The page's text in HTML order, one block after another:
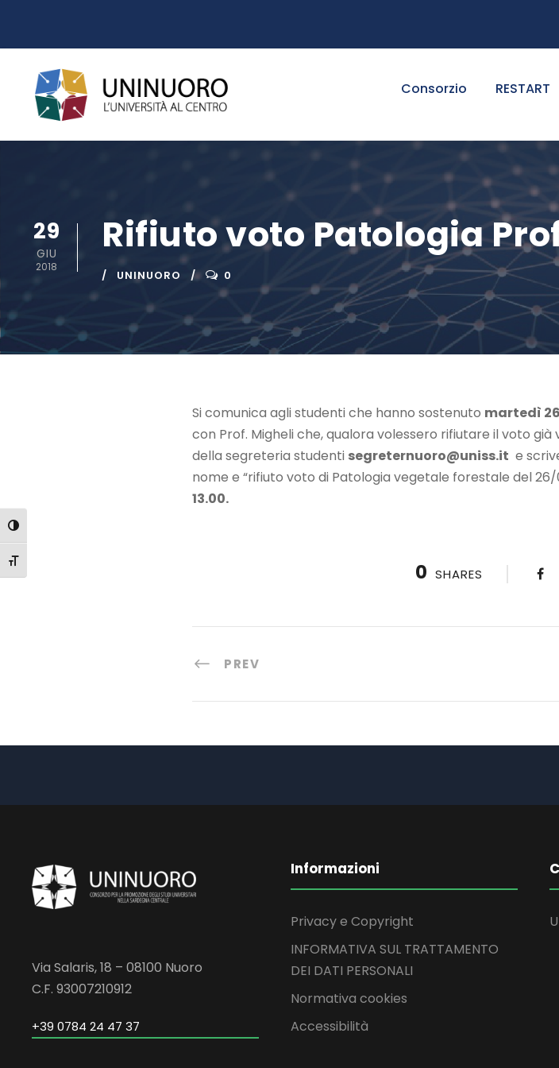
Attiva/disattiva alto contrasto
Attiva/disattiva dimensione testo
Consorzio RESTART
29
GIU
2018
Rifiuto voto Patologia
UNINUORO 0
Si comunica agli studenti che hanno sostenuto martedì
con Prof. Migheli che, qualora volessero rifiutare il voto
della segreteria studenti segreternuoro@uniss.it e
nome e “rifiuto voto di Patologia vegetale forestale del 26/
13.00.
0 SHARES
PREV
Via Salaris, 18 – 08100 Nuoro
C.F. 93007210912
+39 0784 24 47 37
Informazioni
Privacy e Copyright
INFORMATIVA SUL TRATTAMENTO
DEI DATI PERSONALI
Normativa cookies
Accessibilità